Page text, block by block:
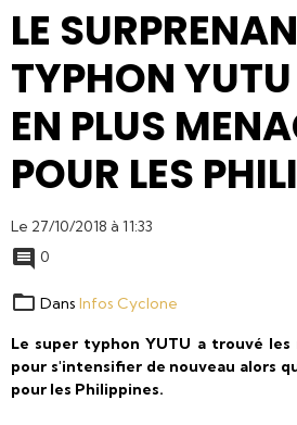
LE
TYPHON YUTU
EN PLUS
POUR LES
Le 27/10/2018 à 11:33
0
Dans Infos Cyclone
Le super typhon YUTU a trouvé les
pour s'intensifier de nouveau alors
pour les Philippines.